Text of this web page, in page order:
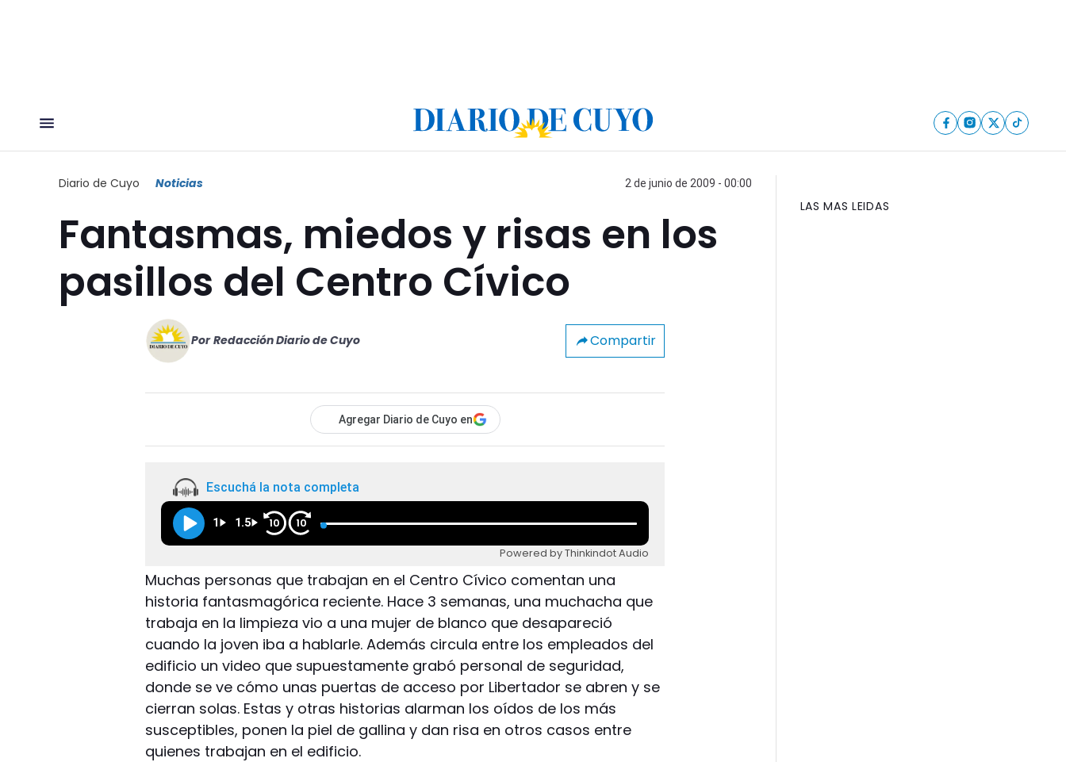
Diario de Cuyo Noticias 2 de junio de 2009 - 00:00
Fantasmas, miedos y risas en los
pasillos del Centro Cívico
Por Redacción Diario de Cuyo Compartir
Agregar Diario de Cuyo en
Escuchá la nota completa
1 1.5 10 10
Powered by Thinkindot Audio
Muchas personas que trabajan en el Centro Cívico comentan una
historia fantasmagórica reciente. Hace 3 semanas, una muchacha que
trabaja en la limpieza vio a una mujer de blanco que desapareció
cuando la joven iba a hablarle. Además circula entre los empleados del
edificio un video que supuestamente grabó personal de seguridad,
donde se ve cómo unas puertas de acceso por Libertador se abren y se
cierran solas. Estas y otras historias alarman los oídos de los más
susceptibles, ponen la piel de gallina y dan risa en otros casos entre
quienes trabajan en el edificio.
LAS MAS LEIDAS